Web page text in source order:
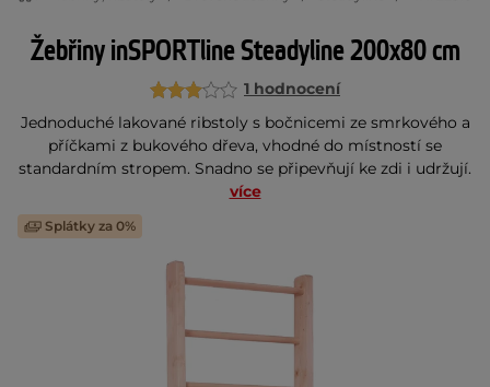
Žebřiny inSPORTline Steadyline 200x80 cm
1 hodnocení
Jednoduché lakované ribstoly s bočnicemi ze smrkového a
příčkami z bukového dřeva, vhodné do místností se
standardním stropem. Snadno se připevňují ke zdi i udržují.
více
Splátky za 0%